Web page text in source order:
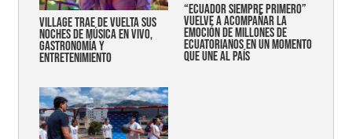
Village trae de vuelta sus
noches de música en vivo,
gastronomía y
entretenimiento
“Ecuador siempre primero”
vuelve a acompañar la
emoción de millones de
ecuatorianos en un momento
que une al país